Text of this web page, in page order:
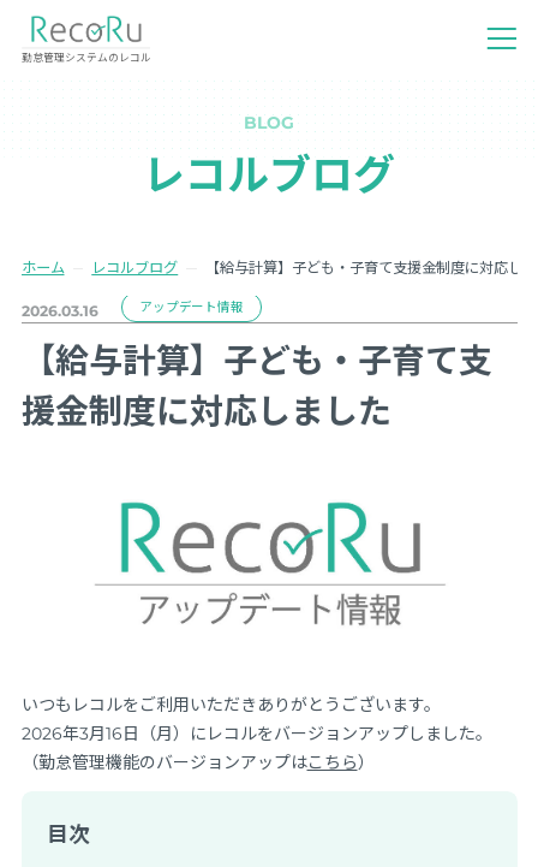
勤怠管理システムのレコル
BLOG
レコルブログ
ホーム レコルブログ 【給与計算】子ども・子育て支援金制度に対応し
2026.03.16 アップデート情報
【給与計算】子ども・子育て支
援金制度に対応しました
いつもレコルをご利用いただきありがとうございます。
2026年3月16日（月）にレコルをバージョンアップしました。
（勤怠管理機能のバージョンアップはこちら）
目次